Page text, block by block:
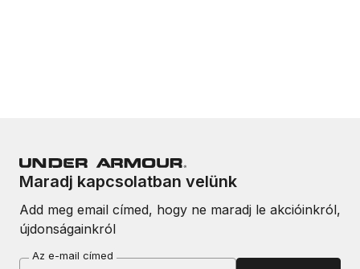
Maradj kapcsolatban velünk
Add meg email címed, hogy ne maradj le akcióinkról,
újdonságainkról
Az e-mail címed